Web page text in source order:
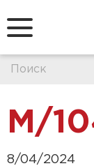
M/
8/04/2024